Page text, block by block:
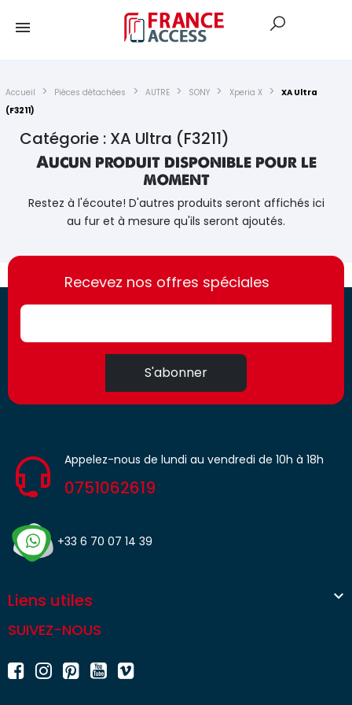
Accueil Pièces détachées AUTRE SONY Xperia X
XA Ultra
(F3211)
Catégorie : XA Ultra (F3211)
Aucun produit disponible pour le
moment
Restez à l'écoute! D'autres produits seront affichés ici
au fur et à mesure qu'ils seront ajoutés.
https://france-
access.fr
https://france-
access.fr
Recevez nos offres spéciales
S'abonner
Appelez-nous de lundi au vendredi de 10h à 18h
0751062619
+33 6 70 07 14 39
Liens utiles 
SUIVEZ-NOUS